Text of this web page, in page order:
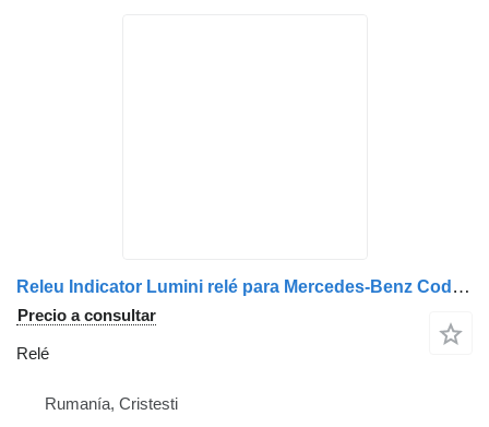
Releu Indicator Lumini relé para Mercedes-Benz Cod: A0035445032 / A0035444332 / A0035446132 / A0035443732 / A0035443032 camión
Precio a consultar
Relé
Rumanía, Cristesti